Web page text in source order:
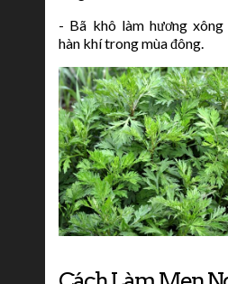
- Bã khô làm hương
hàn khí trong mùa đông.